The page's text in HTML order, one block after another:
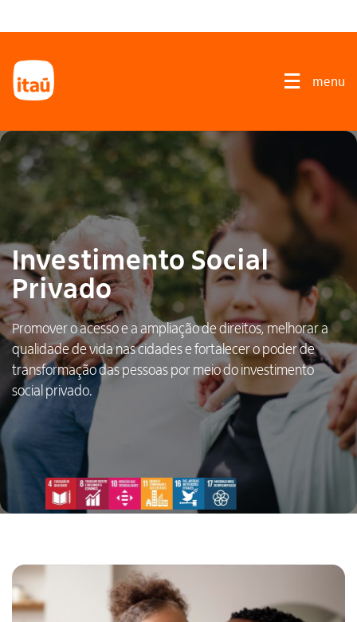
Investimento Social
Privado
Promover o acesso e a ampliação de direitos, melhorar a
qualidade de vida nas cidades e fortalecer o poder de
transformação das pessoas por meio do investimento
social privado.